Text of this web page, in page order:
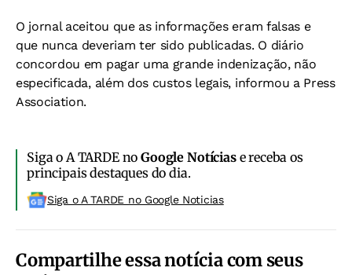
O jornal aceitou que as informações eram falsas e
que nunca deveriam ter sido publicadas. O diário
concordou em pagar uma grande indenização, não
especificada, além dos custos legais, informou a Press
Association.
Siga o A TARDE noGoogle Notíciase receba os
principais destaques do dia.
Siga o A TARDE no Google Noticias
Compartilhe essa notícia com seus